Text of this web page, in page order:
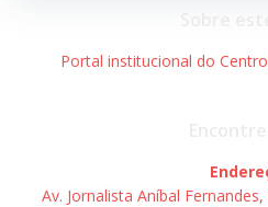
Portal institucional do
Av. Jornalista Aníbal